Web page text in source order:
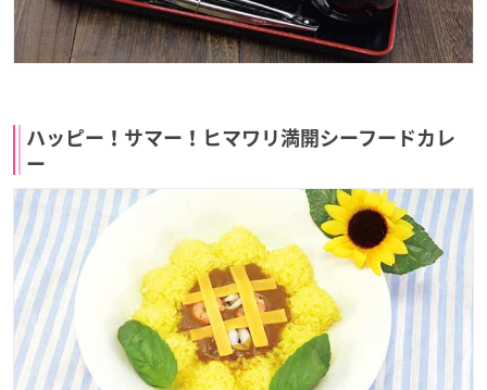
ハッピー！サマー！ヒマワリ満開シーフードカレ
ー